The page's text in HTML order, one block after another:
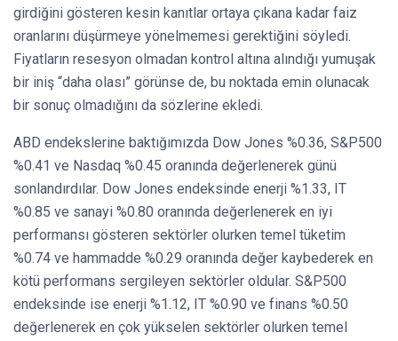
girdiğini gösteren kesin kanıtlar ortaya çıkana kadar faiz
oranlarını düşürmeye yönelmemesi gerektiğini söyledi.
Fiyatların resesyon olmadan kontrol altına alındığı yumuşak
bir iniş “daha olası” görünse de, bu noktada emin olunacak
bir sonuç olmadığını da sözlerine ekledi.
ABD endekslerine baktığımızda Dow Jones %0.36, S&P500
%0.41 ve Nasdaq %0.45 oranında değerlenerek günü
sonlandırdılar. Dow Jones endeksinde enerji %1.33, IT
%0.85 ve sanayi %0.80 oranında değerlenerek en iyi
performansı gösteren sektörler olurken temel tüketim
%0.74 ve hammadde %0.29 oranında değer kaybederek en
kötü performans sergileyen sektörler oldular. S&P500
endeksinde ise enerji %1.12, IT %0.90 ve finans %0.50
değerlenerek en çok yükselen sektörler olurken temel